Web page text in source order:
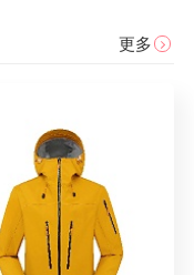
更多